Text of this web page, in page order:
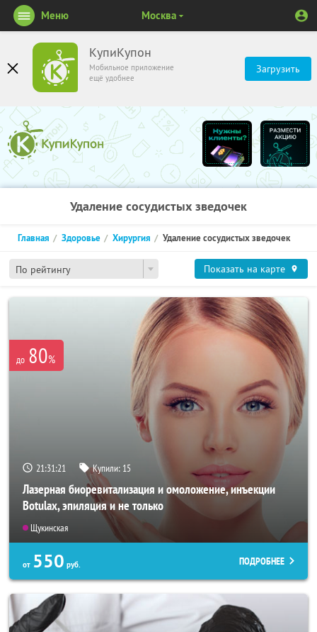
КупиКупон
Мобильное приложение
ещё удобнее
Загрузить
Меню Москва
Удаление сосудистых зведочек
По рейтингу
Главная Здоровье Хирургия Удаление сосудистых зведочек
Показать на карте
до 80%
21:31:20 Купили: 15
Лазерная биоревитализация и омоложение, инъекции
Botulax, эпиляция и не только
Щукинская
от 550 руб. ПОДРОБНЕЕ